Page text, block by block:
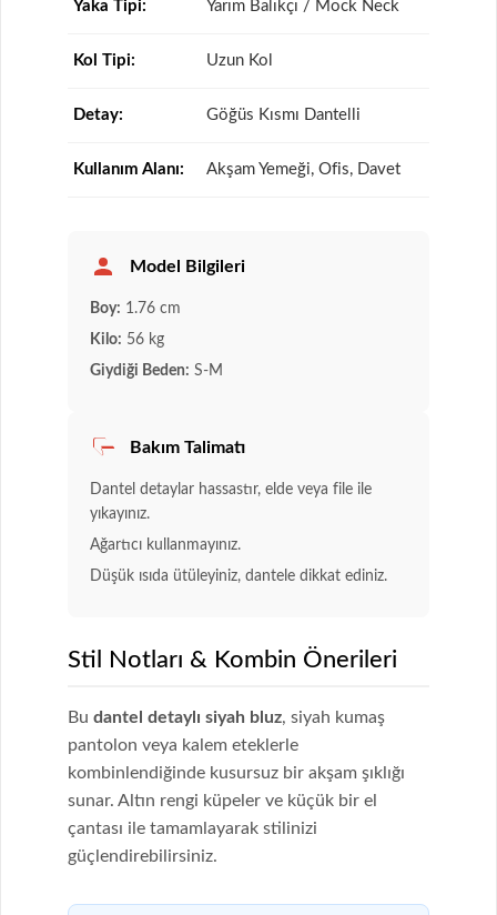
Yaka Tipi: Yarım Balıkçı / Mock Neck
Kol Tipi: Uzun Kol
Detay: Göğüs Kısmı Dantelli
Kullanım Alanı: Akşam Yemeği, Ofis, Davet
Model Bilgileri
Boy: 1.76 cm
Kilo: 56 kg
Giydiği Beden: S-M
Bakım Talimatı
Dantel detaylar hassastır, elde veya file ile
yıkayınız.
Ağartıcı kullanmayınız.
Düşük ısıda ütüleyiniz, dantele dikkat ediniz.
Stil Notları & Kombin Önerileri
Bu dantel detaylı siyah bluz, siyah kumaş
pantolon veya kalem eteklerle
kombinlendiğinde kusursuz bir akşam şıklığı
sunar. Altın rengi küpeler ve küçük bir el
çantası ile tamamlayarak stilinizi
güçlendirebilirsiniz.